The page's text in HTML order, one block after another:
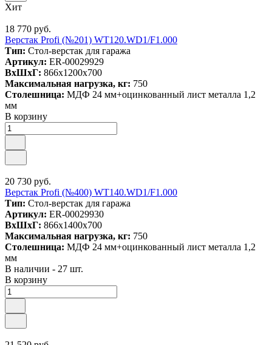
Хит
18 770 руб.
Верстак Profi (№201) WT120.WD1/F1.000
Тип: Стол-верстак для гаража
Артикул: ER-00029929
ВxШxГ: 866x1200x700
Максимальная нагрузка, кг: 750
Столешница: МДФ 24 мм+оцинкованный лист металла 1,2
мм
В корзину
20 730 руб.
Верстак Profi (№400) WT140.WD1/F1.000
Тип: Стол-верстак для гаража
Артикул: ER-00029930
ВxШxГ: 866x1400x700
Максимальная нагрузка, кг: 750
Столешница: МДФ 24 мм+оцинкованный лист металла 1,2
мм
В наличии - 27 шт.
В корзину